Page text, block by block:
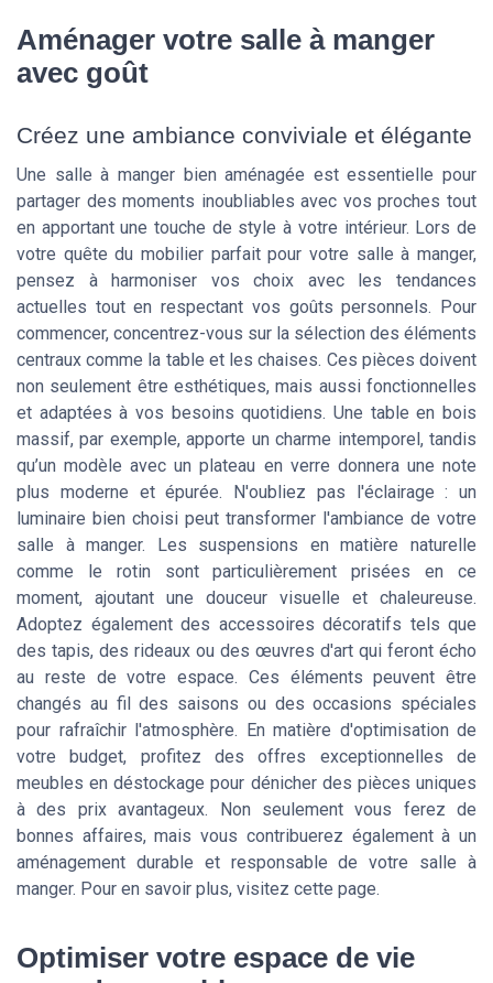
Aménager votre salle à manger
avec goût
Créez une ambiance conviviale et élégante
Une salle à manger bien aménagée est essentielle pour
partager des moments inoubliables avec vos proches tout
en apportant une touche de style à votre intérieur. Lors de
votre quête du mobilier parfait pour votre salle à manger,
pensez à harmoniser vos choix avec les tendances
actuelles tout en respectant vos goûts personnels. Pour
commencer, concentrez-vous sur la sélection des éléments
centraux comme la table et les chaises. Ces pièces doivent
non seulement être esthétiques, mais aussi fonctionnelles
et adaptées à vos besoins quotidiens. Une table en bois
massif, par exemple, apporte un charme intemporel, tandis
qu’un modèle avec un plateau en verre donnera une note
plus moderne et épurée. N'oubliez pas l'éclairage : un
luminaire bien choisi peut transformer l'ambiance de votre
salle à manger. Les suspensions en matière naturelle
comme le rotin sont particulièrement prisées en ce
moment, ajoutant une douceur visuelle et chaleureuse.
Adoptez également des accessoires décoratifs tels que
des tapis, des rideaux ou des œuvres d'art qui feront écho
au reste de votre espace. Ces éléments peuvent être
changés au fil des saisons ou des occasions spéciales
pour rafraîchir l'atmosphère. En matière d'optimisation de
votre budget, profitez des offres exceptionnelles de
meubles en déstockage pour dénicher des pièces uniques
à des prix avantageux. Non seulement vous ferez de
bonnes affaires, mais vous contribuerez également à un
aménagement durable et responsable de votre salle à
manger. Pour en savoir plus, visitez cette page.
Optimiser votre espace de vie